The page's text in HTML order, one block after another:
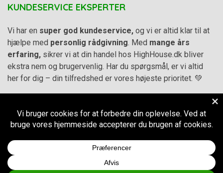
KUNDESERVICE EKSPERTER
Vi har en super god kundeservice, og vi er altid klar til at
hjælpe med personlig rådgivning . Med mange års
erfaring, sikrer vi at din handel hos HighHouse.dk bliver
ekstra nem og brugervenlig. Har du spørgsmål, er vi altid
her for dig – din tilfredshed er vores højeste prioritet. 💚
Handelsbetingelser–
Cookie- og privatlivspolitik